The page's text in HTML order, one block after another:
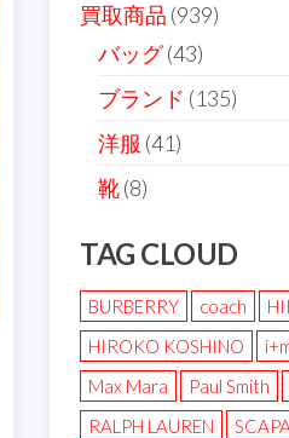
買取商品 (939)
バッグ(43)
ブランド (135)
洋服 (41)
靴(8)
TAG CLOUD
BURBERRY coach
HIROKO KOSHINO
Max Mara
Paul Smith
RALPH LAUREN
SCAPA